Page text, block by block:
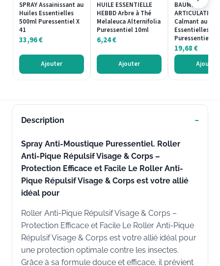
SPRAY Assainissant au
Huiles Essentielles
500ml Puressentiel X
41
33,96€
Ajouter
HUILE ESSENTIELLE
HEBBD Arbre à Thé
Melaleuca Alternifolia
Puressentiel 10ml
6,24€
Ajouter
BAUME
Calmant au
Essentielles
Puressentiel X
19,68€
Ajouter
Description
Spray Anti-Moustique Puressentiel. Roller
Anti-Pique Répulsif Visage & Corps –
Protection Efficace et Facile Le Roller Anti-
Pique Répulsif Visage & Corps est votre allié
idéal pour
Roller Anti-Pique Répulsif Visage & Corps –
Protection Efficace et Facile Le Roller Anti-Pique
Répulsif Visage & Corps est votre allié idéal pour
une protection optimale contre les insectes.
Grâce à sa formule douce et efficace, il prévient